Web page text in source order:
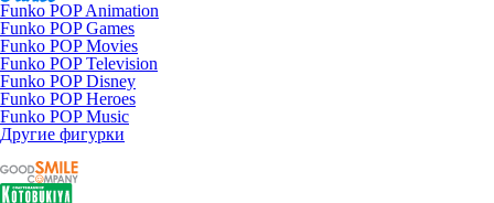
Funko POP Animation
Funko POP Games
Funko POP Movies
Funko POP Television
Funko POP Disney
Funko POP Heroes
Funko POP Music
Другие фигурки